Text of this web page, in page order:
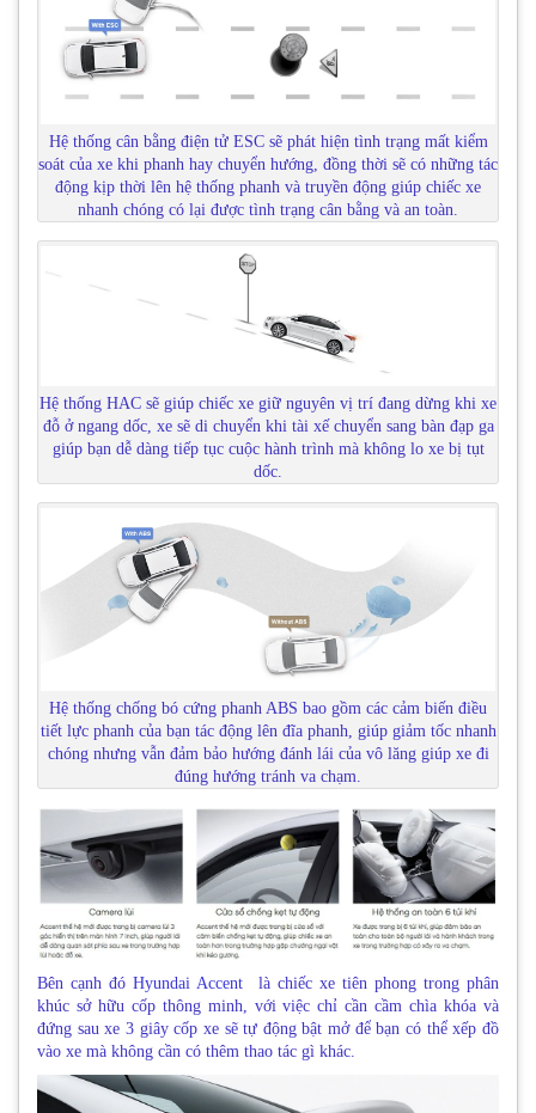
Hệ thống cân bằng điện tử ESC sẽ phát hiện tình trạng mất kiểm
soát của xe khi phanh hay chuyển hướng, đồng thời sẽ có những tác
động kịp thời lên hệ thống phanh và truyền động giúp chiếc xe
nhanh chóng có lại được tình trạng cân bằng và an toàn.
Hệ thống HAC sẽ giúp chiếc xe giữ nguyên vị trí đang dừng khi xe
đỗ ở ngang dốc, xe sẽ di chuyển khi tài xế chuyển sang bàn đạp ga
giúp bạn dễ dàng tiếp tục cuộc hành trình mà không lo xe bị tụt
dốc.
Hệ thống chống bó cứng phanh ABS bao gồm các cảm biến điều
tiết lực phanh của bạn tác động lên đĩa phanh, giúp giảm tốc nhanh
chóng nhưng vẫn đảm bảo hướng đánh lái của vô lăng giúp xe đi
đúng hướng tránh va chạm.
Bên cạnh đóHyundai Accent
là chiếc xe tiên phong trong phân
khúc sở hữu cốp thông minh, với việc chỉ cần cầm chìa khóa và
đứng sau xe 3 giây cốp xe sẽ tự động bật mở để bạn có thể xếp đồ
vào xe mà không cần có thêm thao tác gì khác.